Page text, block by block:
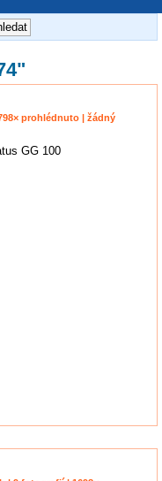
prohlédnuto | žádný
GG 100